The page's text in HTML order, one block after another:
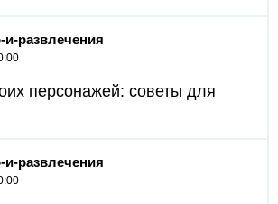
и-развлечения
персонажей: советы для
и-развлечения